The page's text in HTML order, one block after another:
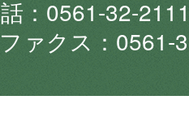
0561-32-
ファクス
0561-